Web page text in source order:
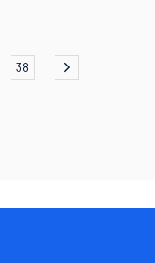
38